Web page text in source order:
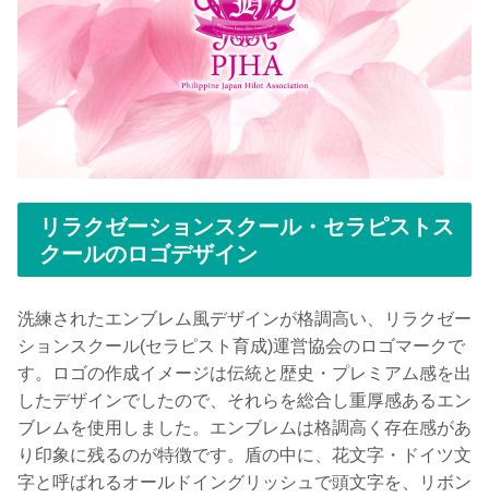
リラクゼーションスクール・セラピストス
クールのロゴデザイン
洗練されたエンブレム風デザインが格調高い、リラクゼー
ションスクール(セラピスト育成)運営協会のロゴマークで
す。ロゴの作成イメージは伝統と歴史・プレミアム感を出
したデザインでしたので、それらを総合し重厚感あるエン
ブレムを使用しました。エンブレムは格調高く存在感があ
り印象に残るのが特徴です。盾の中に、花文字・ドイツ文
字と呼ばれるオールドイングリッシュで頭文字を、リボン